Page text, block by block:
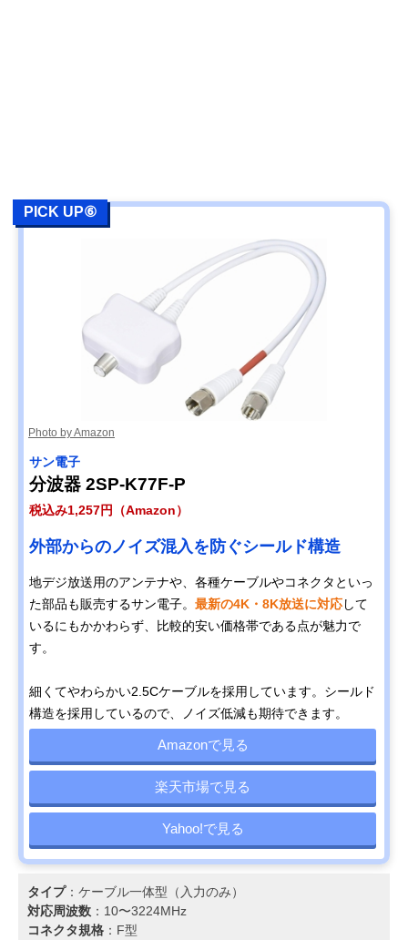
PICK UP⑥
Photo by Amazon
サン電子
分波器 2SP-K77F-P
税込み1,257円（Amazon）
外部からのノイズ混入を防ぐシールド構造
地デジ放送用のアンテナや、各種ケーブルやコネクタといっ
た部品も販売するサン電子。 最新の4K・8K放送に対応して
いるにもかかわらず、比較的安い価格帯である点が魅力で
す。
細くてやわらかい2.5Cケーブルを採用しています。シールド
構造を採用しているので、ノイズ低減も期待できます。
Amazonで見る
楽天市場で見る
Yahoo!で見る
タイプ：ケーブル一体型（入力のみ）
対応周波数 ：10〜3224MHz
コネクタ規格 ：F型